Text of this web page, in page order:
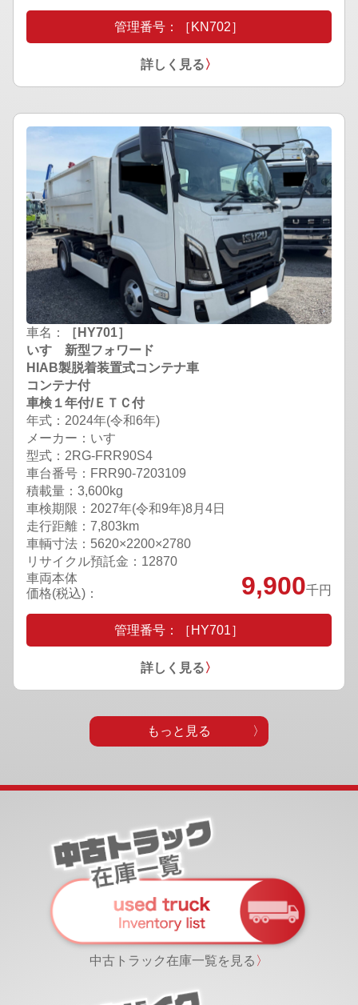
管理番号：［KN702］
詳しく見る〉
車名：
［HY701］
いすゞ新型フォワード
HIAB製脱着装置式コンテナ車
コンテナ付
車検１年付/ＥＴＣ付
年式：2024年(令和6年)
メーカー：いすゞ
型式：2RG-FRR90S4
車台番号：FRR90-7203109
積載量：3,600kg
車検期限： 2027年(令和9年)8月4日
走行距離：7,803km
車輌寸法：5620×2200×2780
リサイクル預託金：12870
車両本体
価格(税込)：
9,900千円
管理番号：［HY701］
詳しく見る〉
もっと見る
中古トラック在庫一覧を見る 〉